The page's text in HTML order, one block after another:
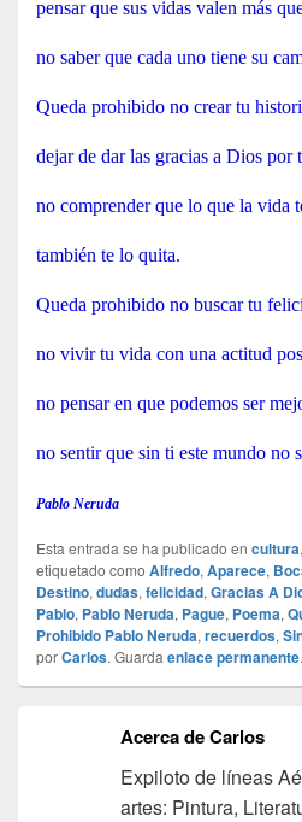
pensar que sus vidas valen más
no saber que cada uno tiene su
Queda prohibido no crear tu
dejar de dar las gracias a Dios por
no comprender que lo que la vida
también te lo quita.
Queda prohibido no buscar tu
no vivir tu vida con una actitud
no pensar en que podemos ser
no sentir que sin ti este mundo no
Pablo Neruda
Esta entrada se ha publicado en cultura,
etiquetado como Alfredo, Aparece,
Destino, dudas, felicidad, Gracias A
Pablo, Pablo Neruda, Pague, Poema,
Prohibido Pablo Neruda, recuerdos,
porCarlos. Guarda enlace permanente.
Acerca de Carlos
Expiloto de líneas
artes: Pintura,